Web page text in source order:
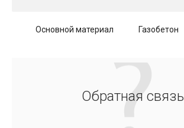
Основной материал Газобетон
Обратная связь